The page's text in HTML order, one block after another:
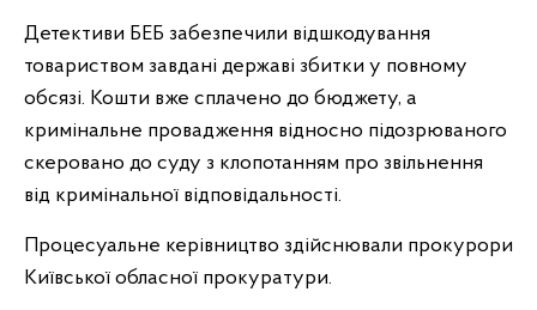
Детективи БЕБ забезпечили відшкодування
товариством завдані державі збитки у повному
обсязі. Кошти вже сплачено до бюджету, а
кримінальне провадження відносно підозрюваного
скеровано до суду з клопотанням про звільнення
від кримінальної відповідальності.
Процесуальне керівництво здійснювали прокурори
Київської обласної прокуратури.